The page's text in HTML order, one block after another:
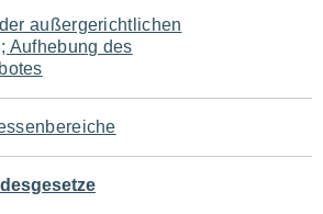
außergerichtlichen
Aufhebung des